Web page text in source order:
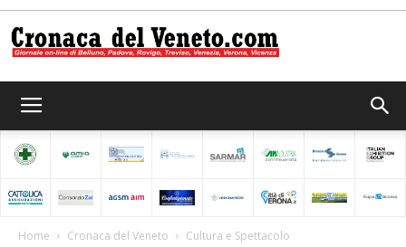
del
Home Cronaca del Veneto Cultura e Spettacolo